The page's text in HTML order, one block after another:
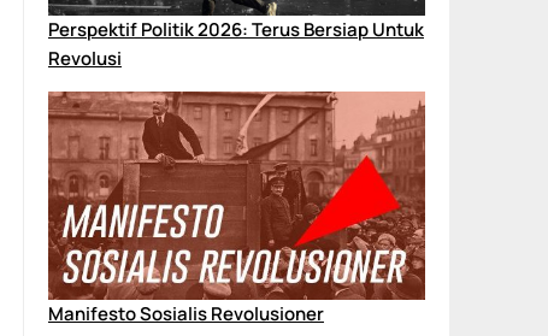
Perspektif Politik 2026: Terus Bersiap Untuk
Revolusi
Manifesto Sosialis Revolusioner